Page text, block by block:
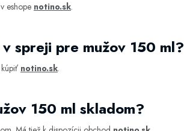
eshope notino.sk.
spreji pre mužov 150 ml?
notino.sk.
150 ml skladom?